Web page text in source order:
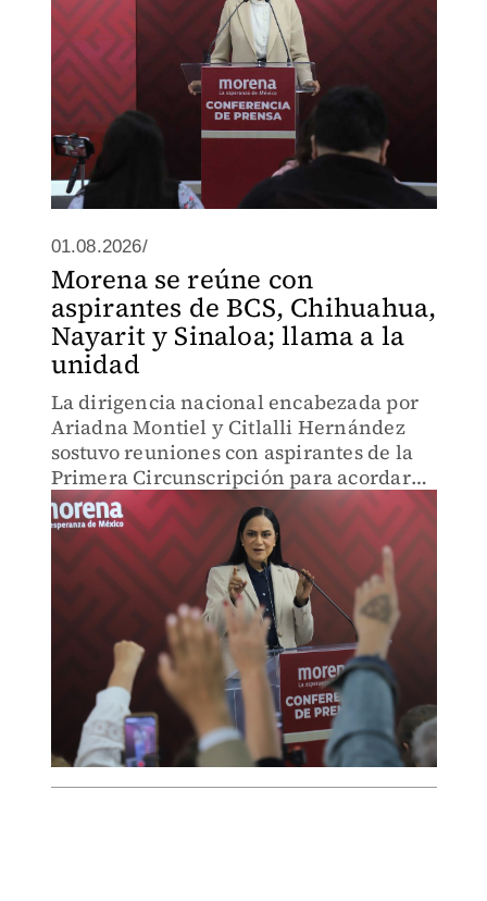
01.08.2026/
Morena se reúne con
aspirantes de BCS, Chihuahua,
Nayarit y Sinaloa; llama a la
unidad
La dirigencia nacional encabezada por
Ariadna Montiel y Citlalli Hernández
sostuvo reuniones con aspirantes de la
Primera Circunscripción para acordar
unidad, frenar ataques internos y
comunicar las fechas del proceso.